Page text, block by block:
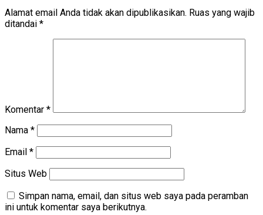
Alamat email Anda tidak akan dipublikasikan. Ruas yang wajib
ditandai *
Komentar *
Nama *
Email *
Situs Web
Simpan nama, email, dan situs web saya pada peramban
ini untuk komentar saya berikutnya.